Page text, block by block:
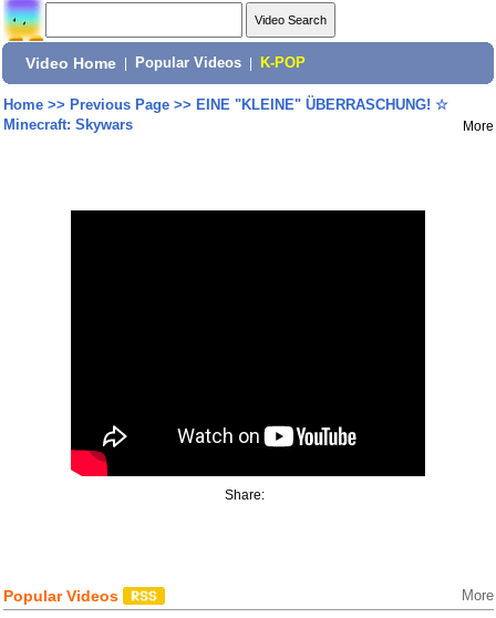
Video Home Popular Videos K-POP
Home>> Previous Page>> EINE "KLEINE" ÜBERRASCHUNG! ☆
Minecraft: Skywars
More
Share:
Popular Videos More